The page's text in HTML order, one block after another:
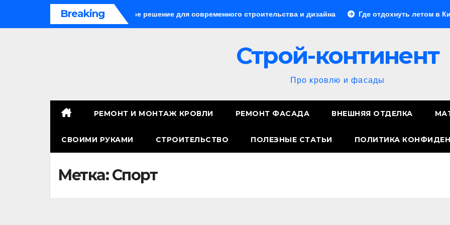
Breaking
панели: универсальное решение для современного строительства и дизайна Где отдохнуть летом в Китае:
Строй-континент
Про кровлю и фасады
РЕМОНТ И МОНТАЖ КРОВЛИ РЕМОНТ ФАСАДА ВНЕШНЯЯ ОТДЕЛКА
СВОИМИ РУКАМИ СТРОИТЕЛЬСТВО ПОЛЕЗНЫЕ СТАТЬИ ПОЛИТИКА
Метка:Спорт